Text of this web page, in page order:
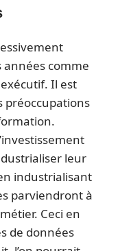
comme
Il est
préoccupations
leur
industrialisant
parviendront à
Ceci en
de données